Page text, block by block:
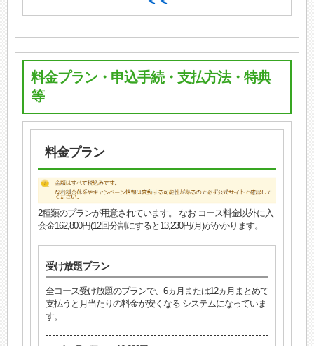
料金プラン・申込手続・支払方法・特典
等
料金プラン
2種類のプランが用意されています。 なお コース料金以外に入
会金162,800円(12回分割にすると13,230円/月)がかかります。
受け放題プラン
全コース受け放題のプランで、6ヵ月または12ヵ月まとめて
支払うと月当たりの料金が安くなる システムになっていま
す。